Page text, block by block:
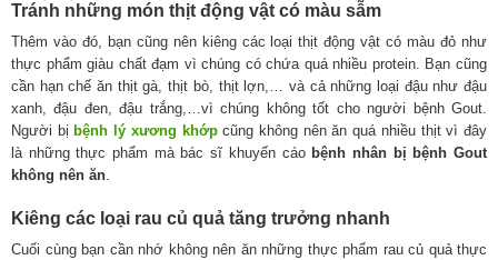
Tránh những món thịt động vật có màu sẫm
Thêm vào đó, bạn cũng nên kiêng các loại thịt động vật có màu đỏ như
thực phẩm giàu chất đạm vì chúng có chứa quá nhiều protein. Bạn cũng
cần hạn chế ăn thịt gà, thịt bò, thịt lợn,… và cả những loại đậu như đậu
xanh, đậu đen, đậu trắng,…vì chúng không tốt cho người bệnh Gout.
Người bị bệnh lý xương khớpcũng không nên ăn quá nhiều thịt vì đây
là những thực phẩm mà bác sĩ khuyến cáo bệnh nhân bị bệnh Gout
không nên ăn.
Kiêng các loại rau củ quả tăng trưởng nhanh
Cuối cùng bạn cần nhớ không nên ăn những thực phẩm rau củ quả thực